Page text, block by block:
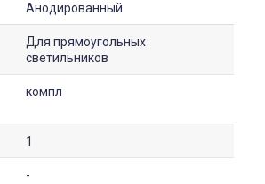
Анодированный
Для прямоугольных
светильников
компл
1
-